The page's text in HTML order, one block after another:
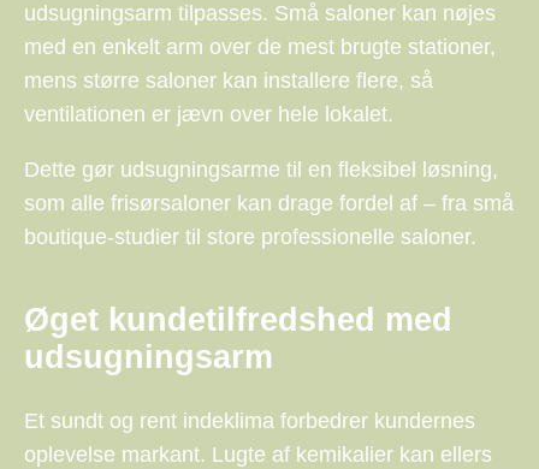
udsugningsarm tilpasses. Små saloner kan nøjes
med en enkelt arm over de mest brugte stationer,
mens større saloner kan installere flere, så
ventilationen er jævn over hele lokalet.
Dette gør udsugningsarme til en fleksibel løsning,
som alle frisørsaloner kan drage fordel af – fra små
boutique-studier til store professionelle saloner.
Øget kundetilfredshed med
udsugningsarm
Et sundt og rent indeklima forbedrer kundernes
oplevelse markant. Lugte af kemikalier kan ellers